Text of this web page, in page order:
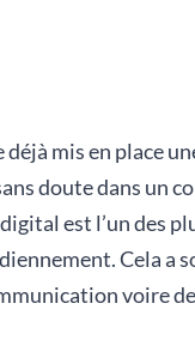
mis en place
doute dans un
est l’un des
Cela a
voire